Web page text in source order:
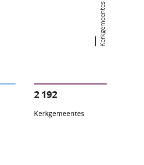
Kerkgemeentes
2 192
Kerkgemeentes